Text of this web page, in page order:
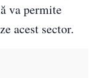
va permite
acest sector.